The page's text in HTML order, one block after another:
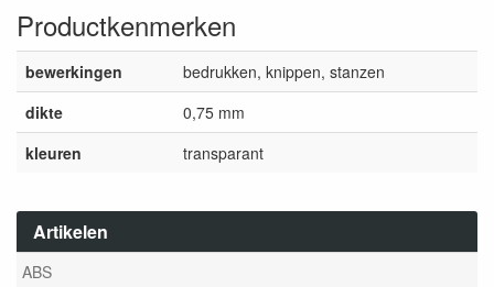
Artikelen
ABS
Productkenmerken
bewerkingen
bedrukken, knippen, stanzen
dikte
0,75 mm
kleuren
transparant